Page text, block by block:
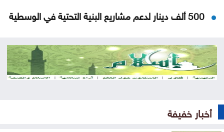
تمهيدي الدوري الأوروبي
أوغندا توافق على نشر وحدة من جيشها في غزة
مضيق البوسفور
أخبار خفيفة